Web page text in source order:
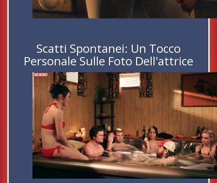
Scatti Spontanei: Un Tocco
Personale Sulle Foto Dell'attrice